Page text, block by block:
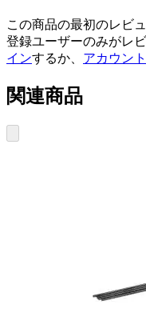
この商品の最初のレビ
登録ユーザーのみがレ
インするか、 アカウン
関連商品